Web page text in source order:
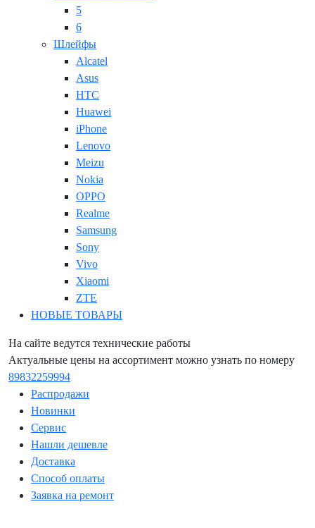
5
6
Шлейфы
Alcatel
Asus
HTC
Huawei
iPhone
Lenovo
Meizu
Nokia
OPPO
Realme
Samsung
Sony
Vivo
Xiaomi
ZTE
НОВЫЕ ТОВАРЫ
На сайте ведутся технические работы
Актуальные цены на ассортимент можно узнать по номеру
89832259994
Распродажи
Новинки
Сервис
Нашли дешевле
Доставка
Способ оплаты
Заявка на ремонт